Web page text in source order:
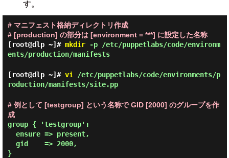
す。
# マニフェスト格納ディレクトリ作成
# [production] の部分は [environment = ***] に設定した名称
[root@dlp ~]# mkdir-p /etc/puppetlabs/code/environm
ents/production/manifests
[root@dlp ~]# vi /etc/puppetlabs/code/environments/p
roduction/manifests/site.pp
# 例として [testgroup] という名称で GID [2000] のグループを作
成
group { 'testgroup':
}